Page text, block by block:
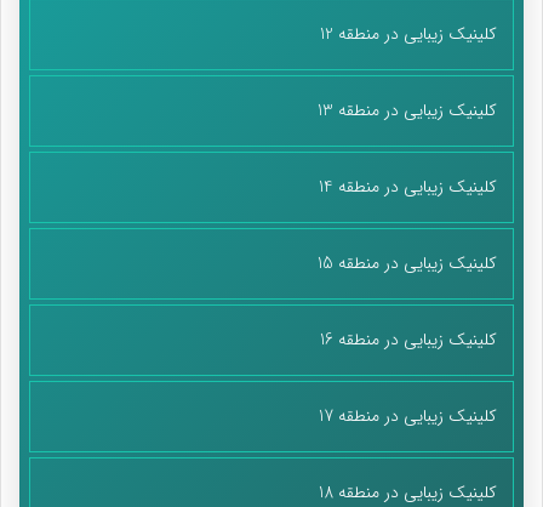
کلینیک زیبایی در منطقه 12
کلینیک زیبایی در منطقه 13
کلینیک زیبایی در منطقه 14
کلینیک زیبایی در منطقه 15
کلینیک زیبایی در منطقه 16
کلینیک زیبایی در منطقه 17
کلینیک زیبایی در منطقه 18